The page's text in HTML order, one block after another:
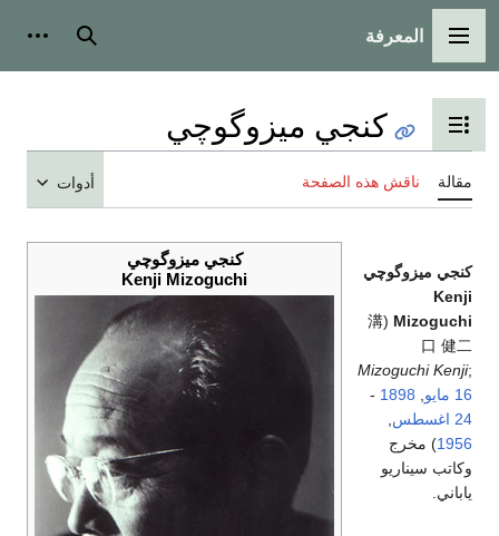
القائمة الرئيسية
المعرفة بحث
تبديل عرض جدول المحتويات
كنجي ميزوگوچي
مقالة ناقش هذه الصفحة أدوات
كنجي ميزوگوچي
Kenji Mizoguchi
كنجي ميزوگوچي
Kenji
Mizoguchi
(溝
口 健二
Mizoguchi Kenji;
16 مايو
1898
-
24 اغسطس
1956) مخرج
وكاتب سيناريو
ياباني.